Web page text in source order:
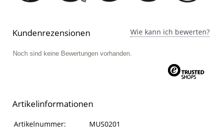
Kundenrezensionen Wie kann ich bewerten?
Noch sind keine Bewertungen vorhanden.
Artikelinformationen
Artikelinformationen
Eigenschaft Wert
Artikelnummer: MUS0201